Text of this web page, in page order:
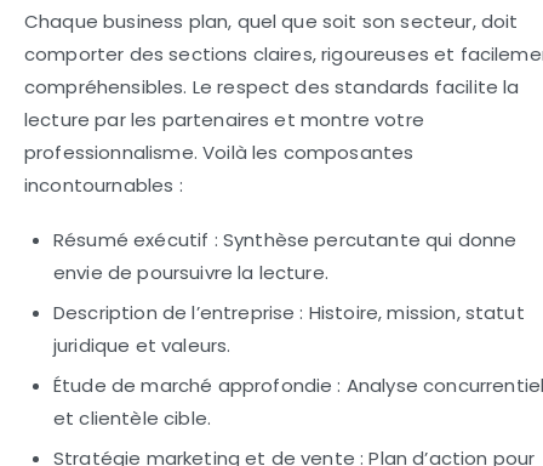
Chaque business plan, quel que soit son secteur, doit
comporter des sections claires, rigoureuses et
compréhensibles. Le respect des standards facilite la
lecture par les partenaires et montre votre
professionnalisme. Voilà les composantes
incontournables :
Résumé exécutif : Synthèse percutante qui donne
envie de poursuivre la lecture.
Description de l’entreprise : Histoire, mission, statut
juridique et valeurs.
Étude de marché approfondie : Analyse
et clientèle cible.
Stratégie marketing et de vente : Plan d’action pour